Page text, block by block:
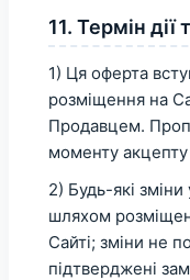
11. Термін дії
1) Ця оферта
розміщення на
Продавцем.
моменту
2) Будь-які
шляхом
Сайті; зміни не
підтверджені